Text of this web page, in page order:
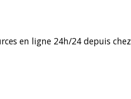
en ligne 24h/24 depuis chez